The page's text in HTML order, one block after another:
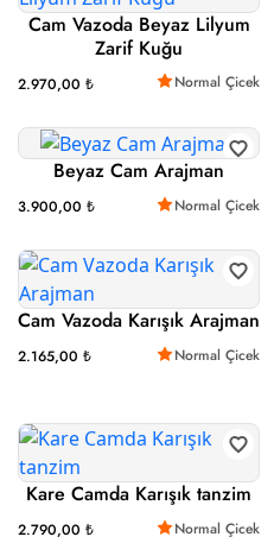
Cam Vazoda Beyaz Lilyum
Zarif Kuğu
2.970,00 ₺ Normal Çicek
Beyaz Cam Arajman
3.900,00 ₺ Normal Çicek
Cam Vazoda Karışık Arajman
2.165,00 ₺ Normal Çicek
Kare Camda Karışık tanzim
2.790,00 ₺ Normal Çicek